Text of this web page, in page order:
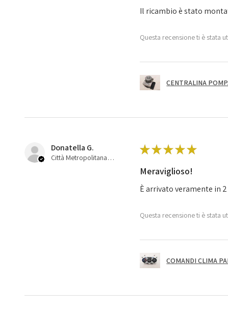
Il ricambio è stato
Questa recensione ti è stata
CENTRALINA
Donatella G.
Città Metropolitana di Bologna, 45
★★★★★
Meraviglioso!
È arrivato veramente in
Questa recensione ti è stata
COMANDI CLIMA